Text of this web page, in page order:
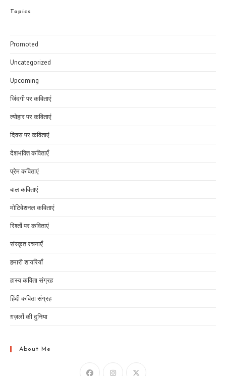
Topics
Promoted
Uncategorized
Upcoming
जिंदगी पर कविताएं
त्योहार पर कविताएं
दिवस पर कविताएं
देशभक्ति कविताएँ
प्रेम कविताएं
बाल कविताएं
मोटिवेशनल कविताएं
रिश्तों पर कविताएं
संस्कृत रचनाएँ
हमारी शायरियाँ
हास्य कविता संग्रह
हिंदी कविता संग्रह
ग़ज़लों की दुनिया
About Me